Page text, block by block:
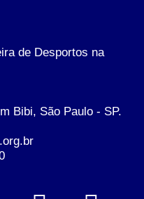
de Desportos na
Bibi, São Paulo - SP.